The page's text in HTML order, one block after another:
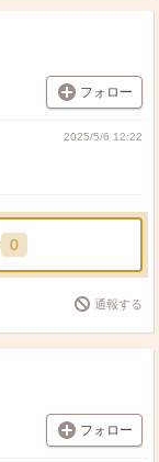
フォロー
2025/5/6 12:22
0
通報する
フォロー